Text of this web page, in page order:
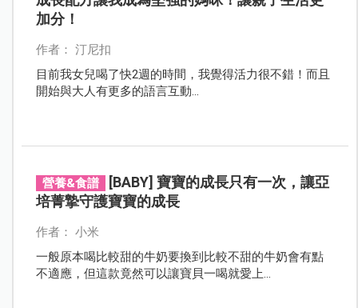
加分！
作者： 汀尼扣
目前我女兒喝了快2週的時間，我覺得活力很不錯！而且
開始與大人有更多的語言互動...
營養&食譜
[BABY] 寶寶的成長只有一次，讓亞
培菁摯守護寶寶的成長
作者： 小米
一般原本喝比較甜的牛奶要換到比較不甜的牛奶會有點
不適應，但這款竟然可以讓寶貝一喝就愛上...